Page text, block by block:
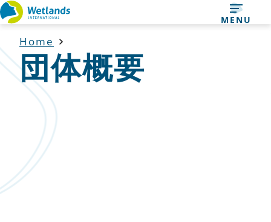
Straight
to
content
MENU
Home
団体概要